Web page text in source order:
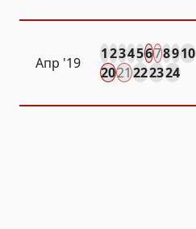
Апр '19
12345678910
2021222324